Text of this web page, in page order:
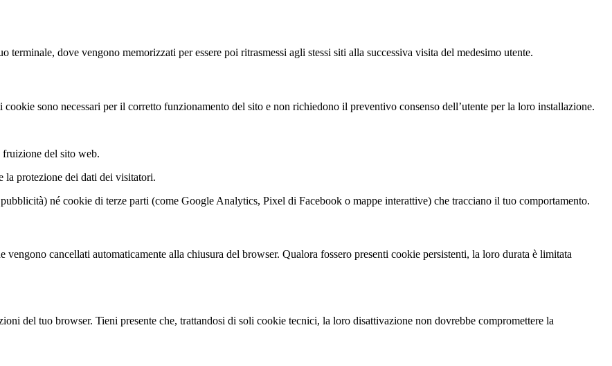
dove vengono memorizzati per essere poi ritrasmessi agli stessi siti alla successiva visita del medesimo utente.
cookie sono necessari per il corretto funzionamento del sito e non richiedono il preventivo consenso dell’utente per la loro installazione.
fruizione del sito web.
la protezione dei dati dei visitatori.
né cookie di terze parti (come Google Analytics, Pixel di Facebook o mappe interattive) che tracciano il tuo comportamento.
cancellati automaticamente alla chiusura del browser. Qualora fossero presenti cookie persistenti, la loro durata è limitata
del tuo browser. Tieni presente che, trattandosi di soli cookie tecnici, la loro disattivazione non dovrebbe compromettere la